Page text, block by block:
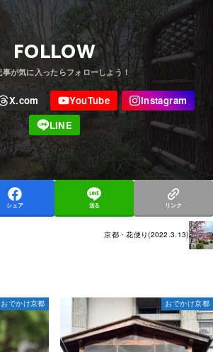
FOLLOW
シェア 送る リンク
京都・花便り(2022.3.13)
おでかけ京都 おでかけ京都